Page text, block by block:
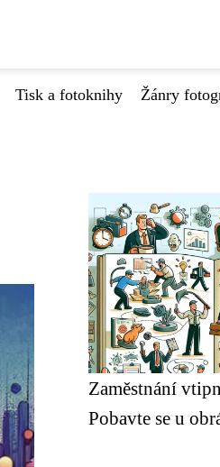
Tisk a fotoknihy Žánry
Zaměstnání
Pobavte se u